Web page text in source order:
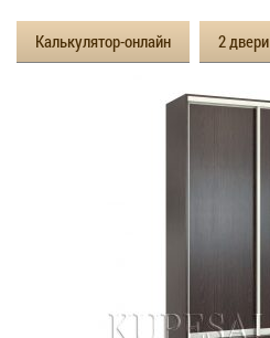
Калькулятор-онлайн 2 двери
Зеркальные